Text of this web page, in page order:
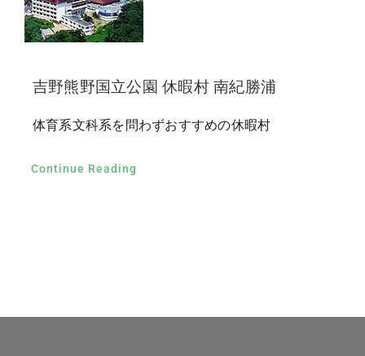
吉野熊野国立公園 休暇村 南紀勝浦
体育系文科系を問わずおすすめの休暇村
Continue Reading